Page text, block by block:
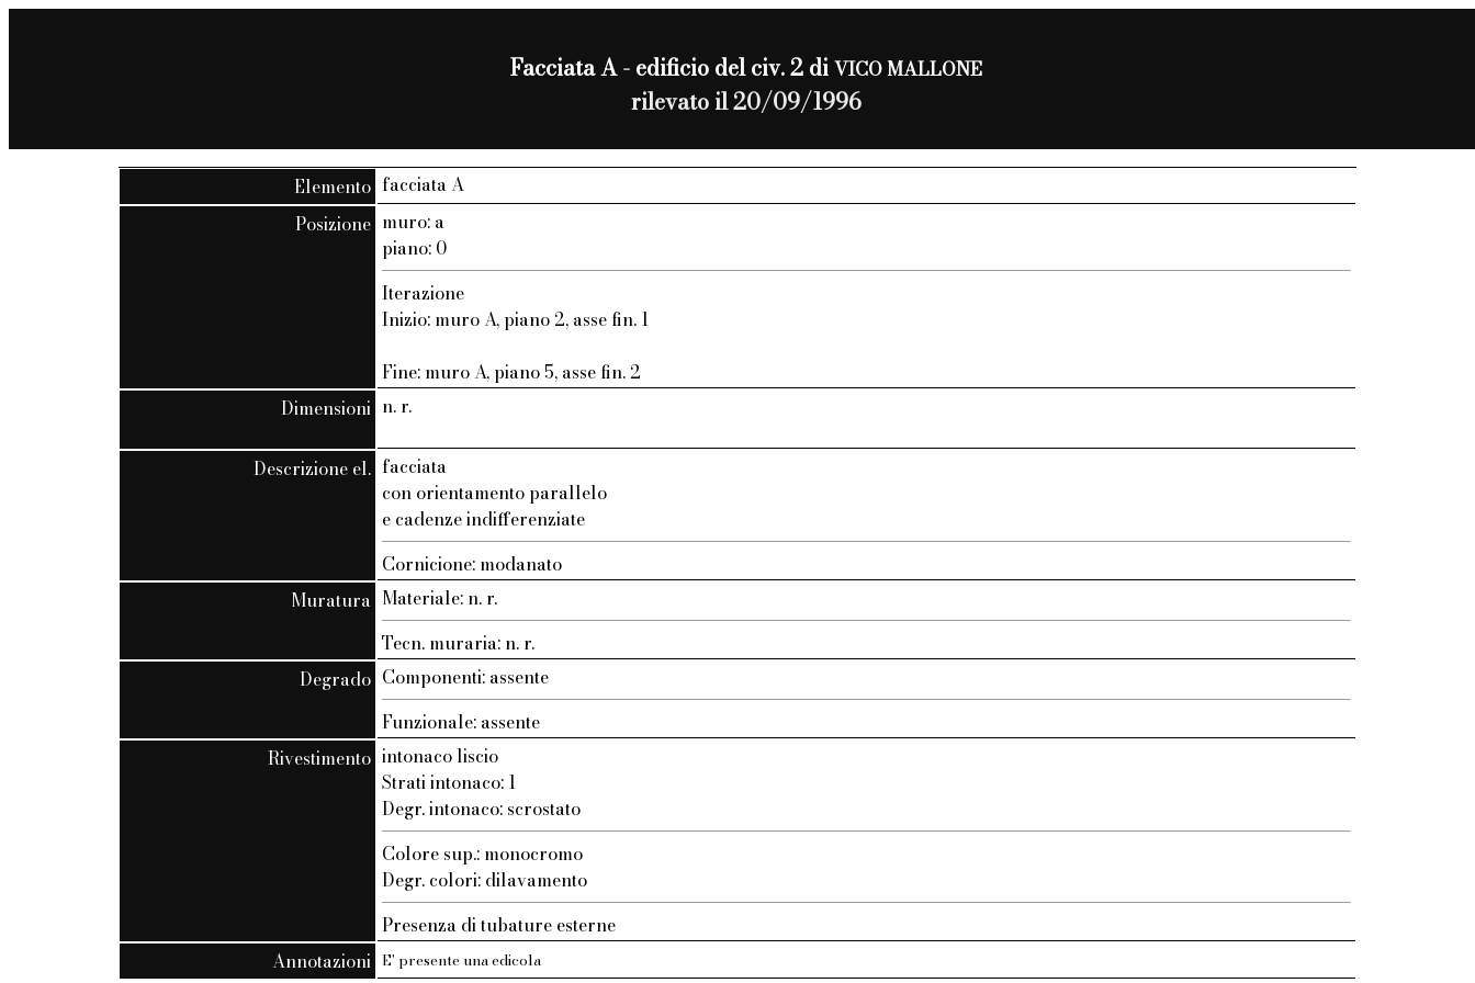
Facciata A - edificio del civ. 2 diVICO MALLONE
rilevato il 20/09/1996
Elemento facciata A
Posizione muro: a
piano: 0
Iterazione
Inizio: muro A, piano 2, asse fin. 1
Fine: muro A, piano 5, asse fin. 2
Dimensioni n. r.
Descrizione el. facciata
con orientamento parallelo
e cadenze indifferenziate
Cornicione: modanato
Muratura Materiale: n. r.
Tecn. muraria: n. r.
Degrado Componenti: assente
Funzionale: assente
Rivestimento intonaco liscio
Strati intonaco: 1
Degr. intonaco: scrostato
Colore sup.: monocromo
Degr. colori: dilavamento
Presenza di tubature esterne
Annotazioni E' presente una edicola